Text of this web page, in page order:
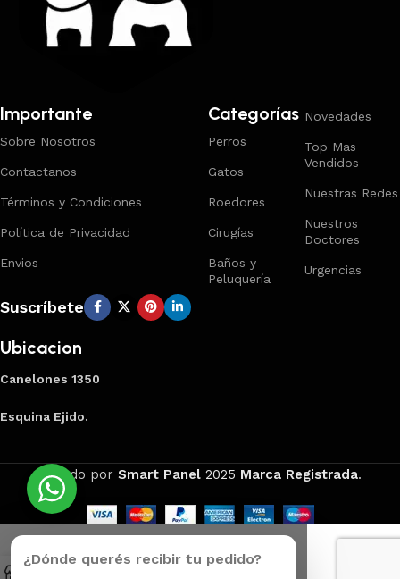
Importante
Sobre Nosotros
Contactanos
Términos y Condiciones
Política de Privacidad
Envios
Categorías
Perros
Gatos
Roedores
Cirugías
Baños y
Peluquería
Novedades
Top Mas
Vendidos
Nuestras Redes
Nuestros
Doctores
Urgencias
Suscríbete
Ubicacion
Canelones 1350
Esquina Ejido.
Creado por Smart Panel 2025 Marca Registrada.
¿Dónde querés recibir tu pedido?